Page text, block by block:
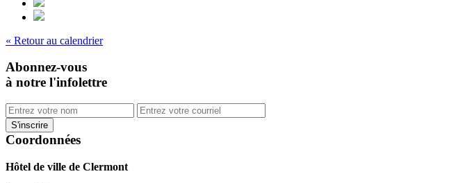
« Retour au calendrier
Abonnez-vous
à notre l'infolettre
Coordonnées
Hôtel de ville de Clermont